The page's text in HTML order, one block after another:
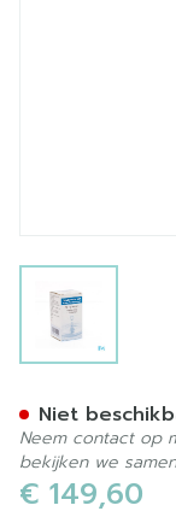
€ 149,60
Niet
Neem contact op
bekijken we